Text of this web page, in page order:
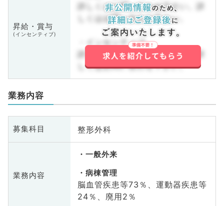
昇給・賞与
(インセンティブ)
詳しくはお問い合わせ下さい。詳
しくはお問い合わせ下さい。
・インセンティブ
詳しくはお問い合わせ下さい。詳
しくはお問い合わせ下さい。
業務内容
募集科目 整形外科
業務内容
一般外来
病棟管理
脳血管疾患等73％、運動器疾患等
24％、廃用2％